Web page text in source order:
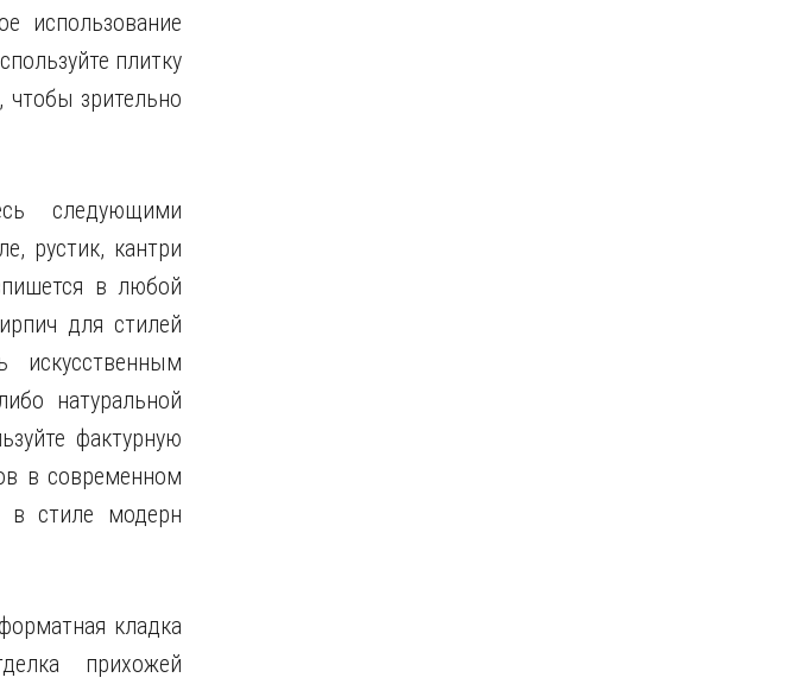
использование
плитку
зрительно
следующими
рустик, кантри
в любой
для стилей
искусственным
натуральной
фактурную
в современном
в стиле модерн
кладка
прихожей